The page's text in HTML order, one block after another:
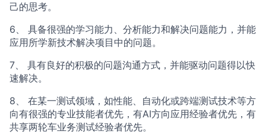
己的思考。
6、 具备很强的学习能力、分析能力和解决问题能力，并能
应用所学新技术解决项目中的问题。
7、 具有良好的积极的问题沟通方式，并能驱动问题得以快
速解决。
8、 在某一测试领域，如性能、自动化或跨端测试技术等方
向有很强的专业技能者优先，有AI方向应用经验者优先，有
共享两轮车业务测试经验者优先。